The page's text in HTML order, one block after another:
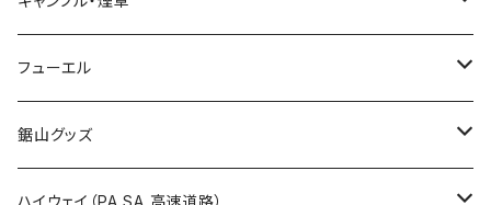
ROUTE700～799号線
ROUTE 600～699号線
ROUTE 700～799号線
ROUTE 600～699号線
ROUTE 700～799号線
茨城県
栃木県
群馬県
撮影禁止
ホテルキーホルダー
たばこ・禁煙ステッカー
フューエル
ステッカー
鋸山グッズ
Tシャツ
ハイウェイ（PA SA 高速道路）